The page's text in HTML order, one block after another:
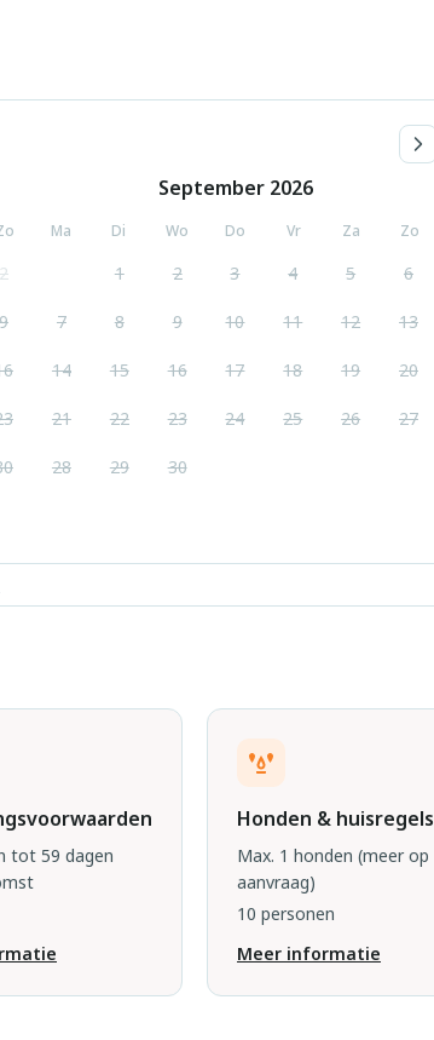
2
9
September 2026
Ma Di Wo Do Vr Za Zo
1 2 3 4 5 6
7 8 9 10 11 12 13
14 15 16 17 18 19 20
21 22 23 24 25 26 27
28 29 30
tot 59 dagen
Honden & huisregels
Max. 1 honden (meer op
aanvraag)
10 personen
Meer informatie